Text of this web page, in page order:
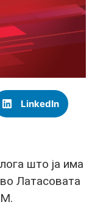
LinkedIn
што ја има
Латасовата